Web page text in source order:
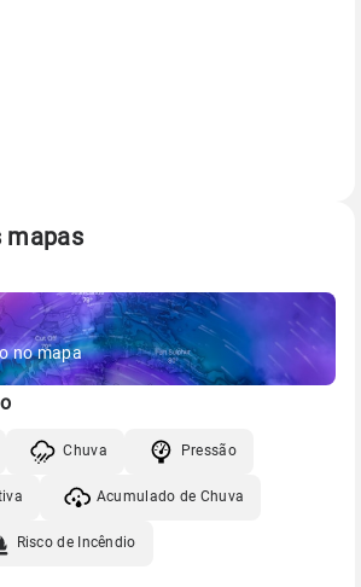
mapas
no mapa
Chuva Pressão
Acumulado de Chuva
Risco de Incêndio